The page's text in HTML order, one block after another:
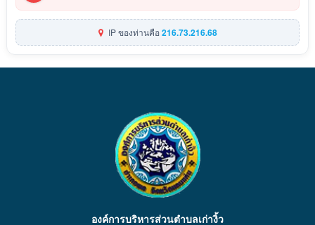
IP ของท่านคือ216.73.216.68
องค์การบริหารส่วนตำบลเก่างิ้ว